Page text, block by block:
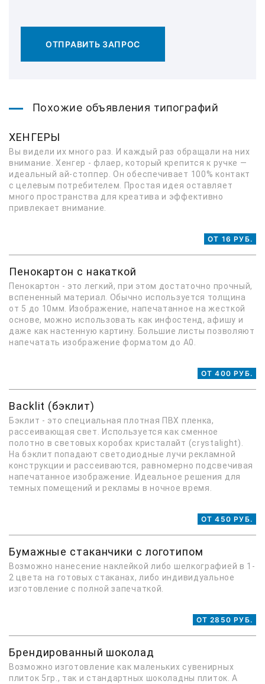
ОТПРАВИТЬ ЗАПРОС
Похожие объявления типографий
ХЕНГЕРЫ
Вы видели их много раз. И каждый раз обращали на них
внимание. Хенгер - флаер, который крепится к ручке —
идеальный ай-стоппер. Он обеспечивает 100% контакт
с целевым потребителем. Простая идея оставляет
много пространства для креатива и эффективно
привлекает внимание.
ОТ 16 РУБ.
Пенокартон с накаткой
Пенокартон - это легкий, при этом достаточно прочный,
вспененный материал. Обычно используется толщина
от 5 до 10мм. Изображение, напечатанное на жесткой
основе, можно использовать как инфостенд, афишу и
даже как настенную картину. Большие листы позволяют
напечатать изображение форматом до А0.
ОТ 400 РУБ.
Backlit (бэклит)
Бэклит - это специальная плотная ПВХ пленка,
рассеивающая свет. Используется как сменное
полотно в световых коробах кристалайт (сrystalight).
На бэклит попадают светодиодные лучи рекламной
конструкции и рассеиваются, равномерно подсвечивая
напечатанное изображение. Идеальное решения для
темных помещений и рекламы в ночное время.
ОТ 450 РУБ.
Бумажные стаканчики с логотипом
Возможно нанесение наклейкой либо шелкографией в 1-
2 цвета на готовых стаканах, либо индивидуальное
изготовление с полной запечаткой.
ОТ 2850 РУБ.
Брендированный шоколад
Возможно изготовление как маленьких сувенирных
плиток 5гр., так и стандартных шоколадны плиток. А